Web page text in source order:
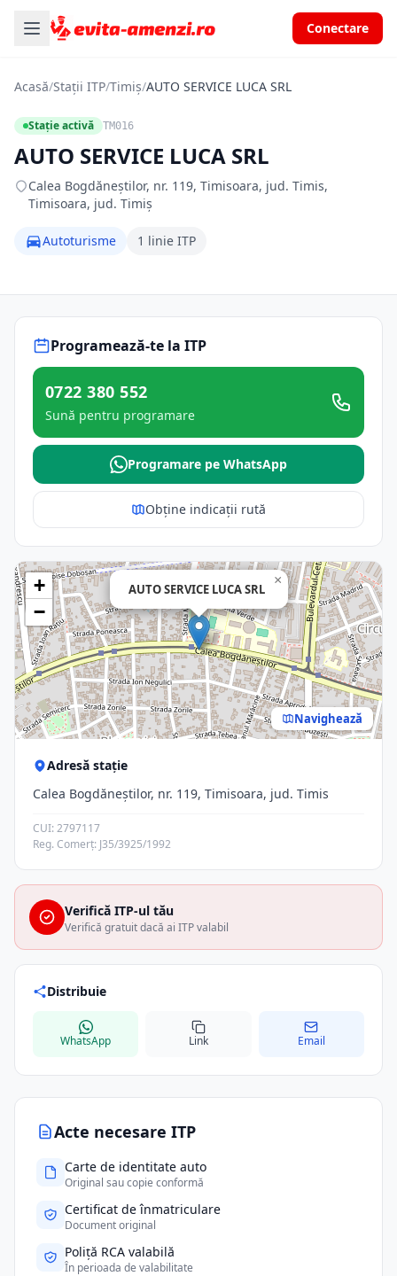
Conectare
Acasă/Stații ITP/Timiș/AUTO SERVICE LUCA SRL
Stație activă TM016
AUTO SERVICE LUCA SRL
Calea Bogdăneștilor, nr. 119, Timisoara, jud. Timis,
Timisoara, jud. Timiș
Autoturisme 1 linie ITP
Acte necesare ITP
Carte de identitate auto
Original sau copie conformă
Certificat de înmatriculare
Document original
Poliță RCA valabilă
În perioada de valabilitate
Programează-te la ITP
0722 380 552
Sună pentru programare
Programare pe WhatsApp
Obține indicații rută
AUTO SERVICE LUCA SRL
×
+
−
Navighează
Adresă stație
Calea Bogdăneștilor, nr. 119, Timisoara, jud. Timis
CUI: 2797117
Reg. Comerț: J35/3925/1992
Verifică ITP-ul tău
Verifică gratuit dacă ai ITP valabil
Distribuie
WhatsApp Link Email